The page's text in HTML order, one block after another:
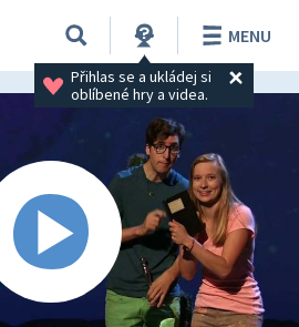
Přihlas se a ukládej si
oblíbené hry a videa.
MENU